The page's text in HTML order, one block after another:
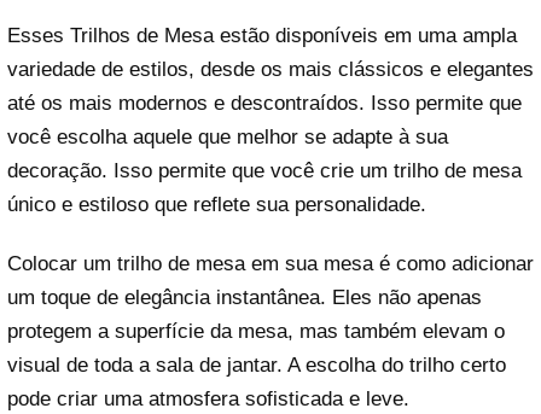
Esses Trilhos de Mesa estão disponíveis em uma ampla
variedade de estilos, desde os mais clássicos e elegantes
até os mais modernos e descontraídos. Isso permite que
você escolha aquele que melhor se adapte à sua
decoração. Isso permite que você crie um trilho de mesa
único e estiloso que reflete sua personalidade.
Colocar um trilho de mesa em sua mesa é como adicionar
um toque de elegância instantânea. Eles não apenas
protegem a superfície da mesa, mas também elevam o
visual de toda a sala de jantar. A escolha do trilho certo
pode criar uma atmosfera sofisticada e leve.